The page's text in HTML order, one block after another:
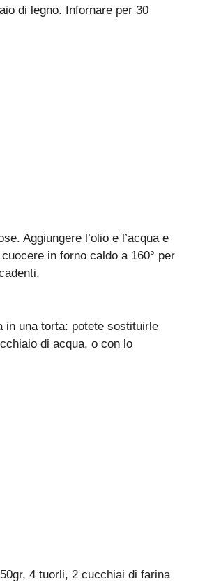
di legno. Infornare per 30
Aggiungere l’olio e l’acqua e
in forno caldo a 160° per
in una torta: potete sostituirle
di acqua, o con lo
4 tuorli, 2 cucchiai di farina